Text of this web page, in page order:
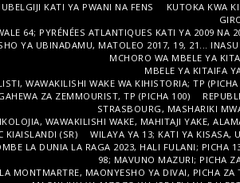
KATI YA PWANI NA FENS
KUTOKA KWA
64; PYRÉNÉES ATLANTIQUES KATI YA 2009 NA
YA UBINADAMU, MATOLEO 2017, 19, 21...
MCHORO WA MBELE YA
MBELE YA KITAIFA
WAWAKILISHI WAKE WA KIHISTORIA; TP
ZA ZEMMOURIST, TP (PICHA 100)
STRASBOURG, MASHARIKI
IKOLOJIA, WAWAKILISHI WAKE, MAHITAJI YAKE,
KIAISLANDI (SR)
WILAYA YA 13; KATI YA KISASA,
LA DUNIA LA RAGA 2023, HALI FULANI; PICHA
98; MAVUNO MAZURI; PICHA
MONTMARTRE, MAONYESHO YA DIVAI, PICHA ZA